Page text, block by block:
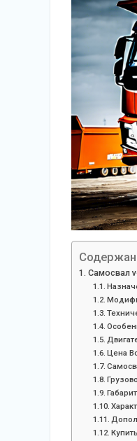
Самосвал
Цена